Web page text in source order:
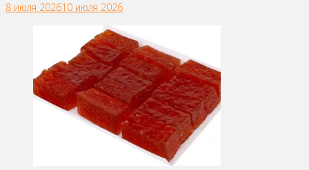
8 июля 202610 июля 2026